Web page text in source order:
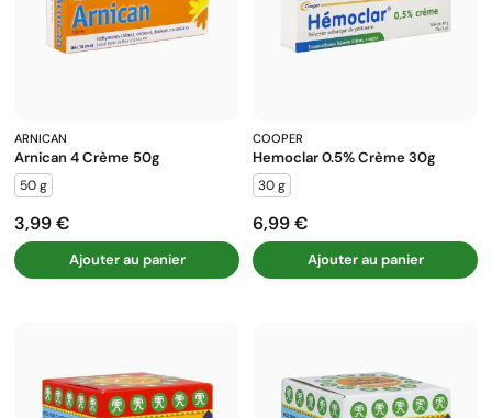
ARNICAN
Arnican 4 Crème 50g
50 g
Prix
3,99 €
Ajouter au panier
COOPER
Hemoclar 0.5% Crème 30g
30 g
Prix
6,99 €
Ajouter au panier